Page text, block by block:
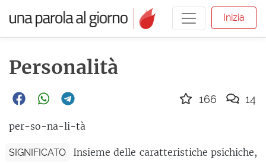
Inizia
Personalità
per-so-na-li-tà
SIGNIFICATO
Insieme delle caratteristiche psichiche,
166 14